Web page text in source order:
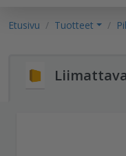
Etusivu Tuotteet